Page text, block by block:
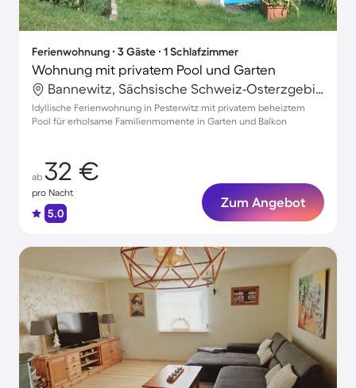
Ferienwohnung ∙ 3 Gäste ∙ 1 Schlafzimmer
Wohnung mit privatem Pool und Garten
Bannewitz, Sächsische Schweiz-Osterzgebirge, Deutschland
Idyllische Ferienwohnung in Pesterwitz mit privatem beheiztem
Pool für erholsame Familienmomente in Garten und Balkon
ab 32 €
pro Nacht
5.0
Zum Angebot